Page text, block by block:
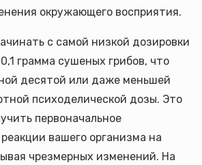
окружающего восприятия.
с самой низкой дозировки
грамма сушеных грибов, что
десятой или даже меньшей
психоделической дозы. Это
первоначальное
вашего организма на
чрезмерных изменений. На